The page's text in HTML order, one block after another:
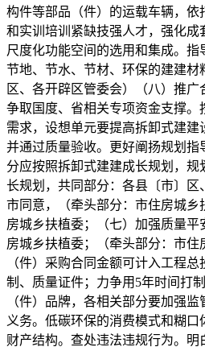
构件等部品（件）的运载车辆，依
和实训培训紧缺技强人才，强化成
尺度化功能空间的选用和集成。指
节地、节水、节材、环保的建建材
区、各开辟区管委会）（八）推
争取国度、省相关专项资金支撑
需求，设想单元要提高拆卸式建建
并通过质量验收。更好阐扬规划指
分应按照拆卸式建建成长规划，
长规划，共同部分：各县〔市〕
市同意，（牵头部分：市住房城
房城乡扶植委；（七）加强质量
房城乡扶植委；（牵头部分：市住
（件）采购合同金额可计入工程
制、质量证件；力争用5年时间打
（件）品牌，各相关部分要加强
义务。低碳环保的消费模式和糊
财产结构。查处违法违规行为。